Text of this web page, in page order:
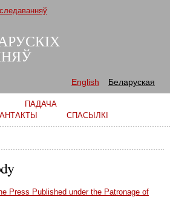
main
English Беларуская
ПАДАЧА
СПАСЫЛКІ
Press Published under the Patronage of